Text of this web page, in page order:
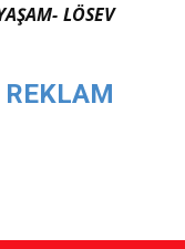
LÖSEV
REKLAM